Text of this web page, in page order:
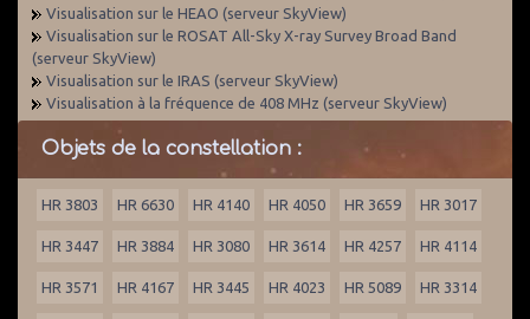
Visualisation sur le HEAO (serveur SkyView)
Visualisation sur le ROSAT All-Sky X-ray Survey Broad Band
(serveur SkyView)
Visualisation sur le IRAS (serveur SkyView)
Visualisation à la fréquence de 408 MHz (serveur SkyView)
Objets de la constellation :
HR 3803 HR 6630 HR 4140 HR 4050 HR 3659 HR 3017
HR 3447 HR 3884 HR 3080 HR 3614 HR 4257 HR 4114
HR 3571 HR 4167 HR 3445 HR 4023 HR 5089 HR 3314